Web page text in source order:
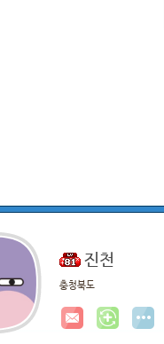
진천
충청북도